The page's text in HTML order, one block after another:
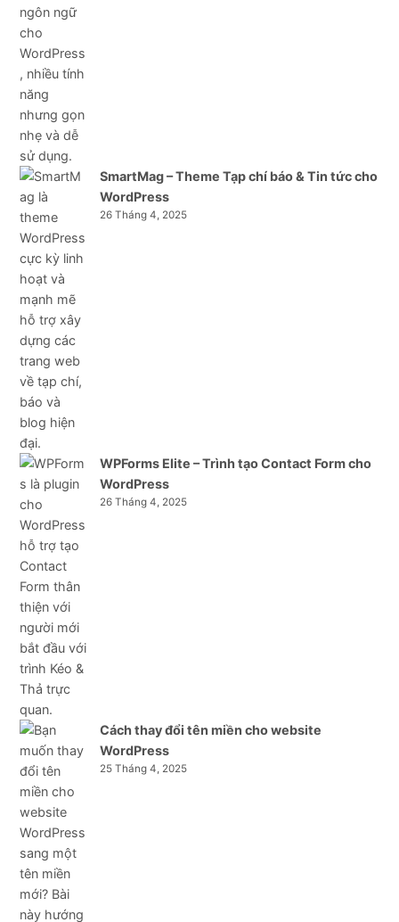
SmartMag – Theme Tạp chí báo & Tin tức cho
WordPress
26 Tháng 4, 2025
WPForms Elite – Trình tạo Contact Form cho
WordPress
26 Tháng 4, 2025
Cách thay đổi tên miền cho website
WordPress
25 Tháng 4, 2025